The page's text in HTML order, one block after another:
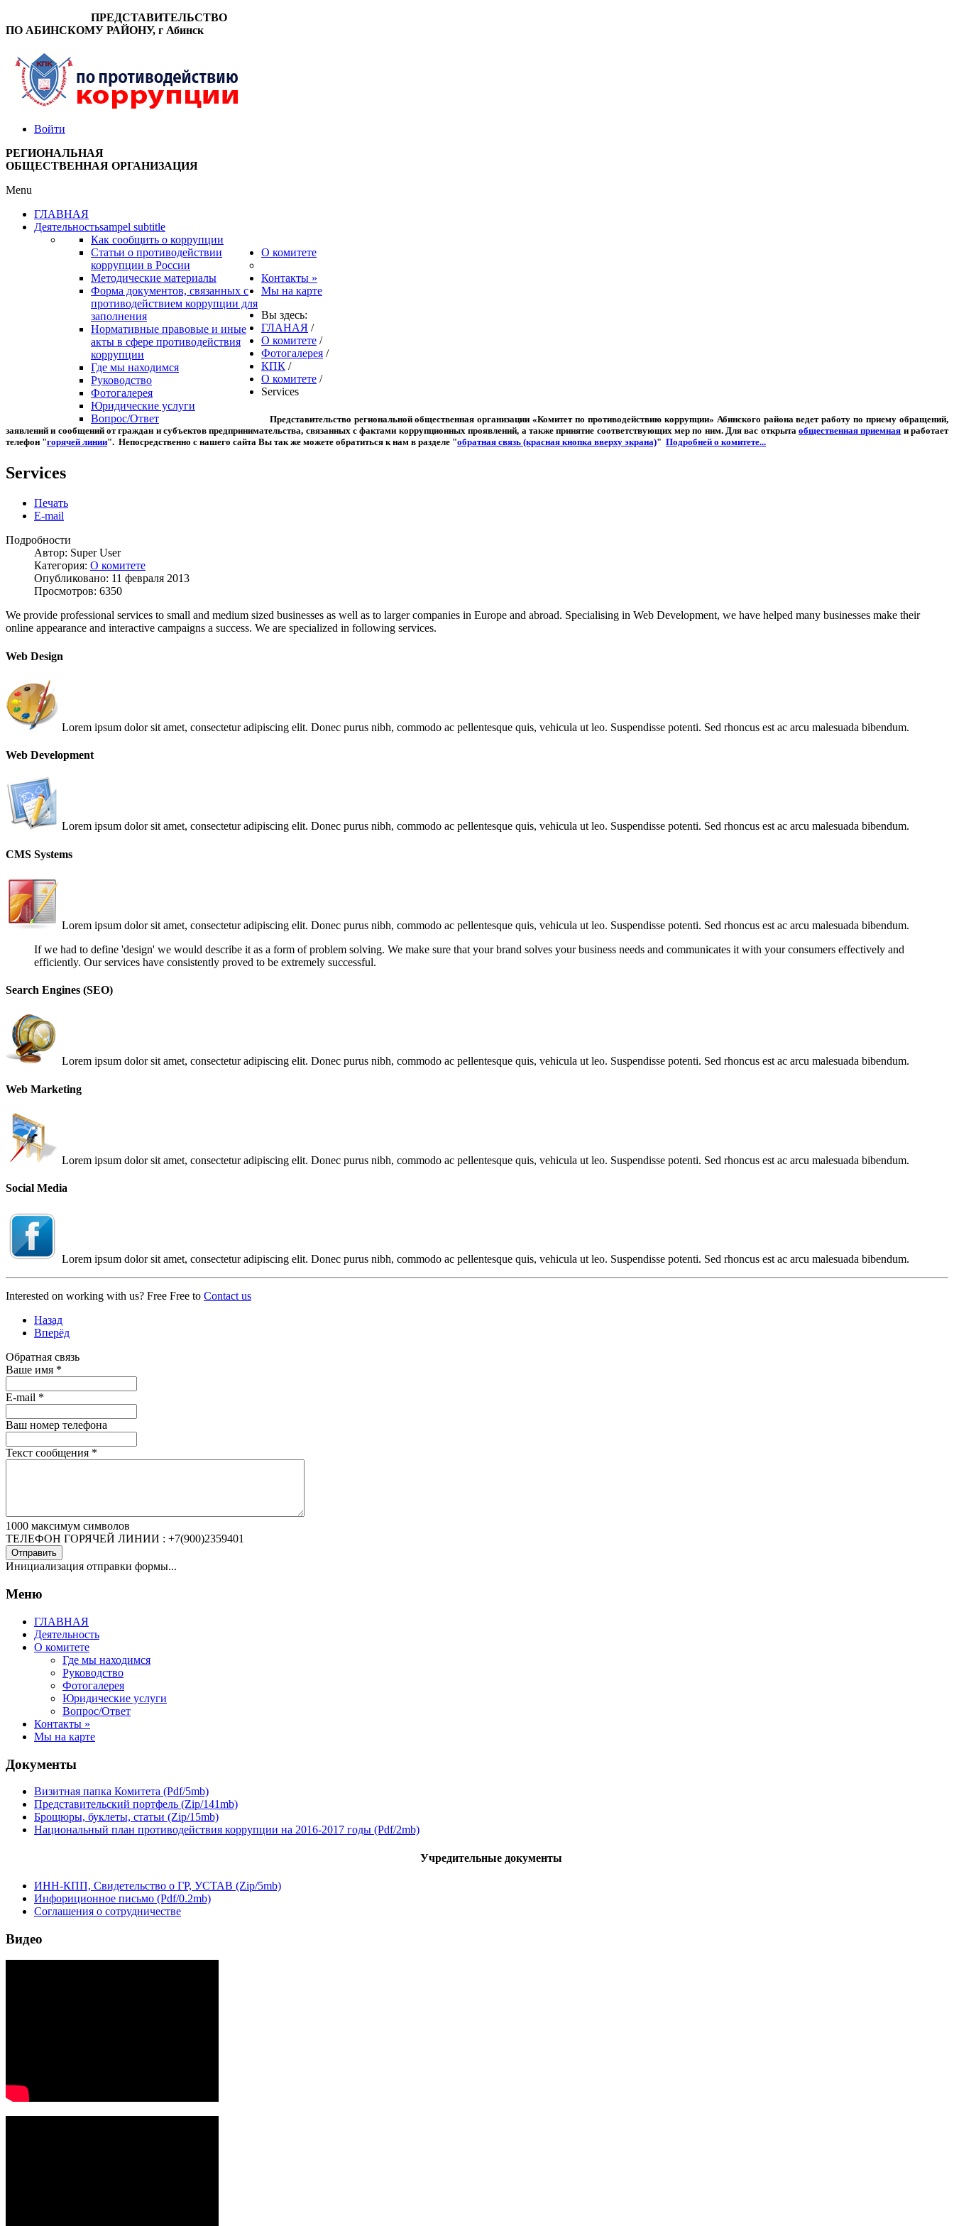
ПРЕДСТАВИТЕЛЬСТВО
ПО АБИНСКОМУ РАЙОНУ, г Абинск
Войти
РЕГИОНАЛЬНАЯ
ОБЩЕСТВЕННАЯ ОРГАНИЗАЦИЯ
Menu
ГЛАВНАЯ
Деятельностьsampel subtitle
Как сообщить о коррупции
Статьи о противодействии
коррупции в России
Методические материалы
Форма документов, связанных с
противодействием коррупции для
заполнения
Нормативные правовые и иные
акты в сфере противодействия
коррупции
О комитете
Где мы находимся
Руководство
Фотогалерея
Юридические услуги
Вопрос/Ответ
Контакты »
Мы на карте
Вы здесь:
ГЛАНАЯ /
О комитете /
Фотогалерея /
КПК /
О комитете /
Services
Представительство региональной общественная организации «Комитет по противодействию коррупции» Абинского района ведет работу по приему обращений,
заявлений и сообщений от граждан и субъектов предпринимательства, связанных с фактами коррупционных проявлений, а также принятие соответствующих мер по ним. Для вас открыта общественная приемная и работает
телефон "горячей линии". Непосредственно с нашего сайта Вы так же можете обратиться к нам в разделе "обратная связь (красная кнопка вверху экрана)" Подробней о комитете...
Services
Печать
E-mail
Подробности
Автор: Super User
Категория: О комитете
Опубликовано: 11 февраля 2013
Просмотров: 6350
We provide professional services to small and medium sized businesses as well as to larger companies in Europe and abroad. Specialising in Web Development, we have helped many businesses make their
online appearance and interactive campaigns a success. We are specialized in following services.
Web Design
Lorem ipsum dolor sit amet, consectetur adipiscing elit. Donec purus nibh, commodo ac pellentesque quis, vehicula ut leo. Suspendisse potenti. Sed rhoncus est ac arcu malesuada bibendum.
Web Development
Lorem ipsum dolor sit amet, consectetur adipiscing elit. Donec purus nibh, commodo ac pellentesque quis, vehicula ut leo. Suspendisse potenti. Sed rhoncus est ac arcu malesuada bibendum.
CMS Systems
Lorem ipsum dolor sit amet, consectetur adipiscing elit. Donec purus nibh, commodo ac pellentesque quis, vehicula ut leo. Suspendisse potenti. Sed rhoncus est ac arcu malesuada bibendum.
If we had to define 'design' we would describe it as a form of problem solving. We make sure that your brand solves your business needs and communicates it with your consumers effectively and
efficiently. Our services have consistently proved to be extremely successful.
Search Engines (SEO)
Lorem ipsum dolor sit amet, consectetur adipiscing elit. Donec purus nibh, commodo ac pellentesque quis, vehicula ut leo. Suspendisse potenti. Sed rhoncus est ac arcu malesuada bibendum.
Web Marketing
Lorem ipsum dolor sit amet, consectetur adipiscing elit. Donec purus nibh, commodo ac pellentesque quis, vehicula ut leo. Suspendisse potenti. Sed rhoncus est ac arcu malesuada bibendum.
Social Media
Lorem ipsum dolor sit amet, consectetur adipiscing elit. Donec purus nibh, commodo ac pellentesque quis, vehicula ut leo. Suspendisse potenti. Sed rhoncus est ac arcu malesuada bibendum.
Interested on working with us? Free Free to Contact us
Назад
Вперёд
Обратная связь
Ваше имя *
E-mail *
Ваш номер телефона
Текст сообщения *
1000 максимум символов
ТЕЛЕФОН ГОРЯЧЕЙ ЛИНИИ : +7(900)2359401
Отправить
Инициализация отправки формы...
Меню
ГЛАВНАЯ
Деятельность
О комитете
Где мы находимся
Руководство
Фотогалерея
Юридические услуги
Вопрос/Ответ
Контакты »
Мы на карте
Документы
Визитная папка Комитета (Pdf/5mb)
Представительский портфель (Zip/141mb)
Брощюры, буклеты, статьи (Zip/15mb)
Национальный план противодействия коррупции на 2016-2017 годы (Pdf/2mb)
Учредительные документы
ИНН-КПП, Свидетельство о ГР, УСТАВ (Zip/5mb)
Инфориционное письмо (Pdf/0.2mb)
Соглашения о сотрудничестве
Видео